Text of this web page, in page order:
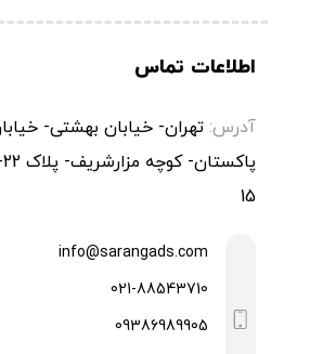
اطلاعات تماس
آدرس: تهران- خیابان بهشتی-
15
info@sarangads.com
021-88543710
09386989905